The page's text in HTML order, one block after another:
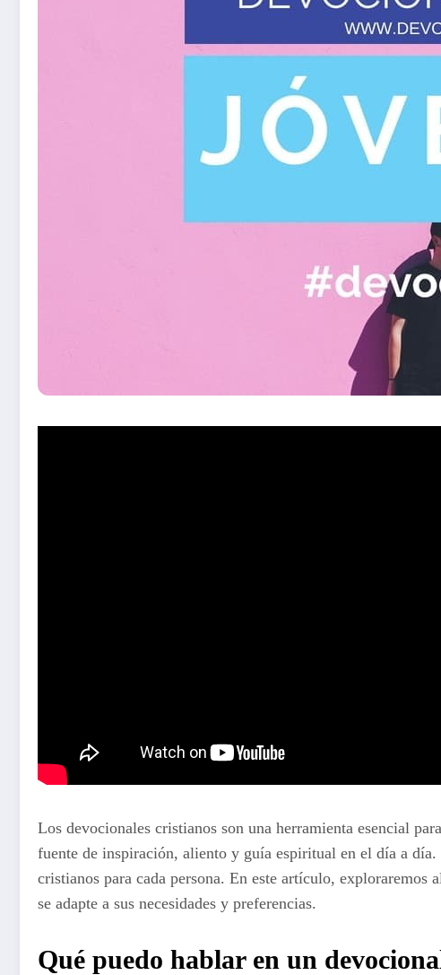
Los devocionales cristianos son una herramienta esencial
fuente de inspiración, aliento y guía espiritual en el día a
cristianos para cada persona. En este artículo, exploraremos
se adapte a sus necesidades y preferencias.
Qué puedo hablar en un